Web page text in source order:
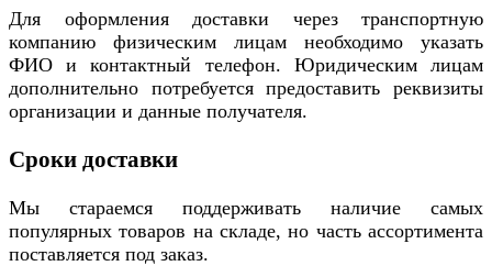
Для оформления доставки через транспортную
компанию физическим лицам необходимо указать
ФИО и контактный телефон. Юридическим лицам
дополнительно потребуется предоставить реквизиты
организации и данные получателя.
Сроки доставки
Мы стараемся поддерживать наличие самых
популярных товаров на складе, но часть ассортимента
поставляется под заказ.